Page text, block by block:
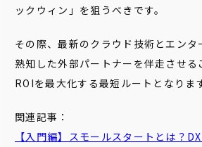
ックウィン」を狙うべきです。
その際、最新のクラウド技術とエンタ
熟知した外部パートナーを伴走させる
ROIを最大化する最短ルートとなりま
関連記事：
【入門編】スモールスタートとは？